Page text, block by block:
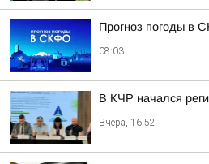
Прогноз погоды в
08:03
В КЧР начался
Вчера, 16:52